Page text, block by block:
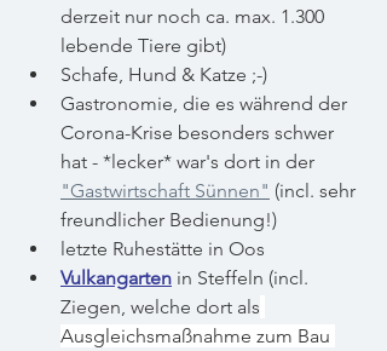
derzeit nur noch ca. max. 1.300
lebende Tiere gibt)
Schafe, Hund & Katze ;-)
Gastronomie, die es während der
Corona-Krise besonders schwer
hat - *lecker* war's dort in der
"Gastwirtschaft Sünnen" (incl. sehr
freundlicher Bedienung!)
letzte Ruhestätte in Oos
Vulkangarten in Steffeln (incl.
Ziegen, welche dort als
Ausgleichsmaßnahme zum Bau